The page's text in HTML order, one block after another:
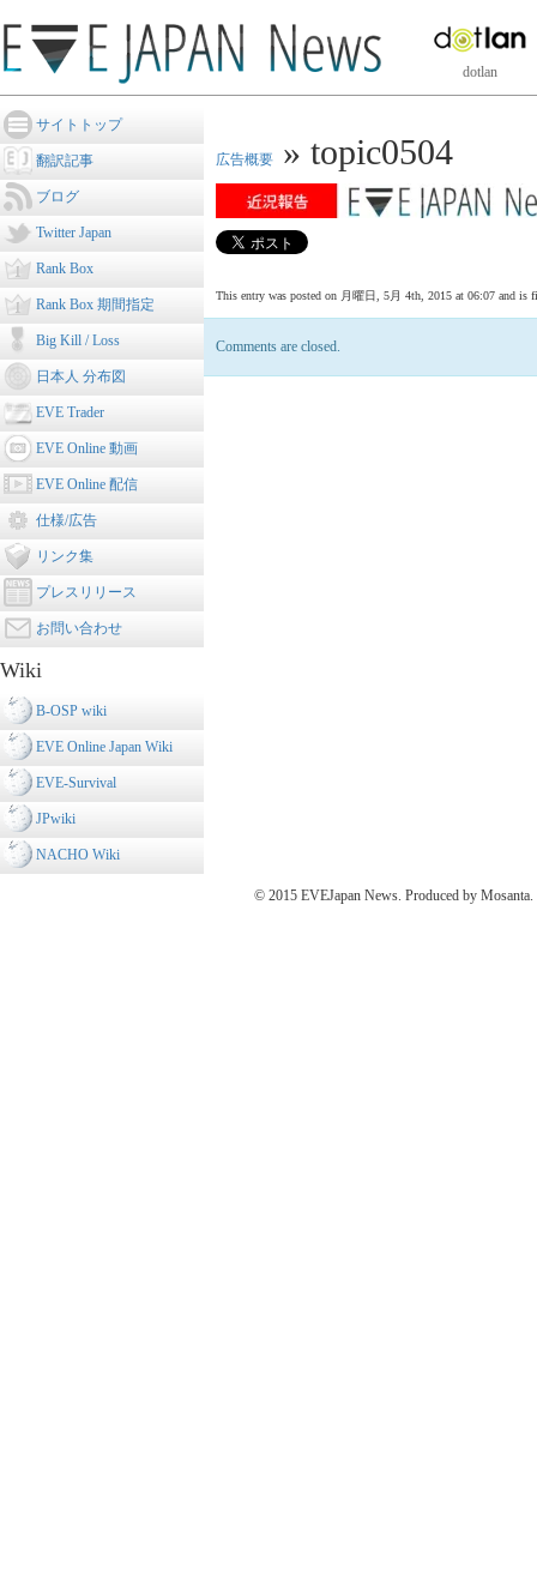
dotlan
サイトトップ
翻訳記事
ブログ
Twitter Japan
Rank Box
Rank Box 期間指定
Big Kill / Loss
日本人 分布図
EVE Trader
EVE Online 動画
EVE Online 配信
仕様/広告
リンク集
プレスリリース
お問い合わせ
Wiki
B-OSP wiki
EVE Online Japan Wiki
EVE-Survival
JPwiki
NACHO Wiki
広告概要 » topic0504
This entry was posted on 月曜日, 5月 4th, 2015 at 06:07 and is
Comments are closed.
© 2015 EVEJapan News. Produced by